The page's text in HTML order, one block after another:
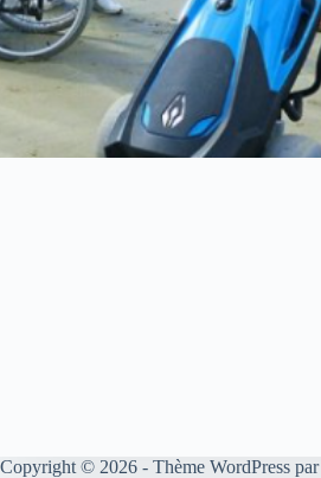
Copyright © 2026 - Thème WordPress par